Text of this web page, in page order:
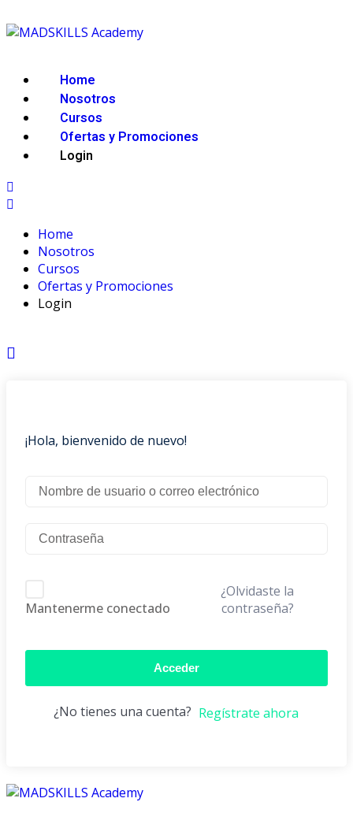
Home
Nosotros
Cursos
Ofertas y Promociones
Login
Home
Nosotros
Cursos
Ofertas y Promociones
Login
¡Hola, bienvenido de nuevo!
Mantenerme conectado
¿Olvidaste la
contraseña?
Acceder
¿No tienes una cuenta? Regístrate ahora